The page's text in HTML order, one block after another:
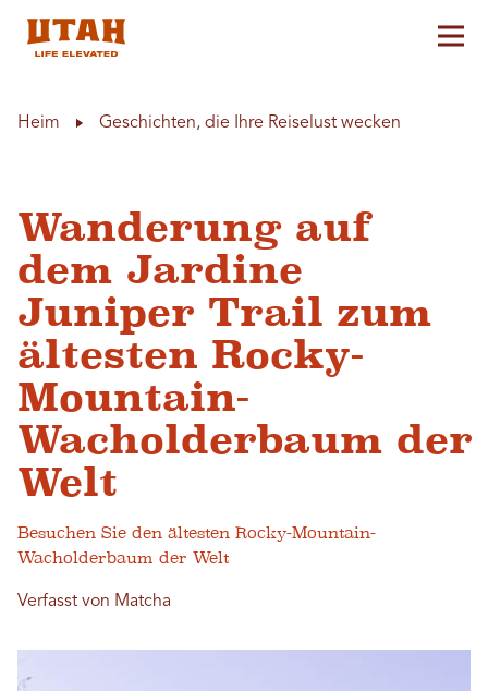
Heim Geschichten, die Ihre Reiselust wecken
Wanderung auf
dem Jardine
Juniper Trail zum
ältesten Rocky-
Mountain-
Wacholderbaum der
Welt
Besuchen Sie den ältesten Rocky-Mountain-
Wacholderbaum der Welt
Verfasst von Matcha